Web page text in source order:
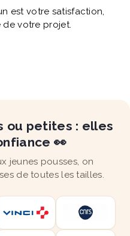
est votre satisfaction,
votre projet.
ou petites : elles
👀
jeunes pousses, on
de toutes les tailles.